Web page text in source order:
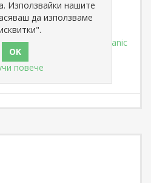
Роза и Алое 100 ml Organic
Facial Toner
Използвайки нашите
да използваме
повече